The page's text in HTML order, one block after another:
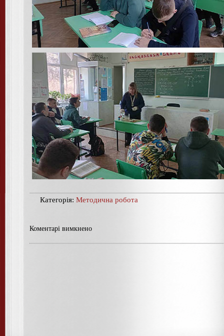
Категорія: Методична робота
Коментарі вимкнено